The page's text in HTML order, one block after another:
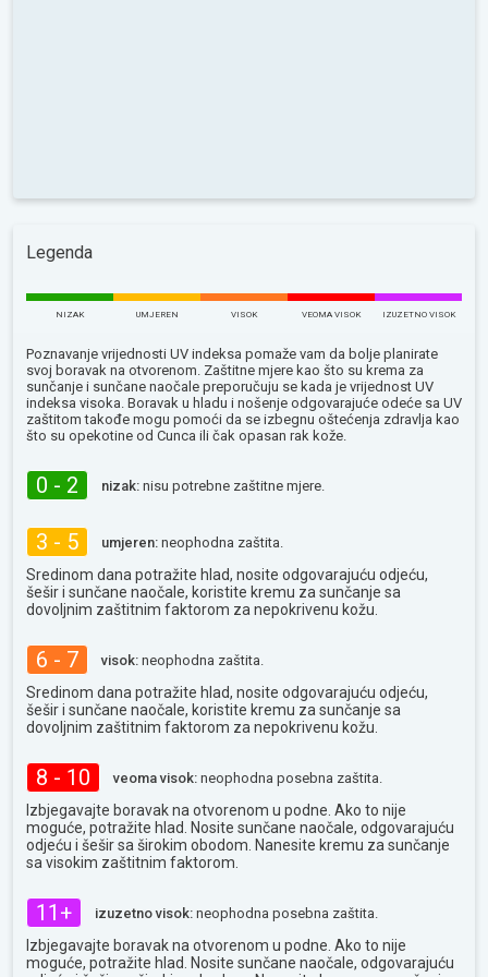
Legenda
NIZAK UMJEREN VISOK VEOMA VISOK IZUZETNO VISOK
Poznavanje vrijednosti UV indeksa pomaže vam da bolje planirate
svoj boravak na otvorenom. Zaštitne mjere kao što su krema za
sunčanje i sunčane naočale preporučuju se kada je vrijednost UV
indeksa visoka. Boravak u hladu i nošenje odgovarajuće odeće sa UV
zaštitom takođe mogu pomoći da se izbegnu oštećenja zdravlja kao
što su opekotine od Сunca ili čak opasan rak kože.
0 - 2 nizak: nisu potrebne zaštitne mjere.
3 - 5 umjeren: neophodna zaštita.
Sredinom dana potražite hlad, nosite odgovarajuću odjeću,
šešir i sunčane naočale, koristite kremu za sunčanje sa
dovoljnim zaštitnim faktorom za nepokrivenu kožu.
6 - 7 visok: neophodna zaštita.
Sredinom dana potražite hlad, nosite odgovarajuću odjeću,
šešir i sunčane naočale, koristite kremu za sunčanje sa
dovoljnim zaštitnim faktorom za nepokrivenu kožu.
8 - 10 veoma visok: neophodna posebna zaštita.
Izbjegavajte boravak na otvorenom u podne. Ako to nije
moguće, potražite hlad. Nosite sunčane naočale, odgovarajuću
odjeću i šešir sa širokim obodom. Nanesite kremu za sunčanje
sa visokim zaštitnim faktorom.
11+ izuzetno visok: neophodna posebna zaštita.
Izbjegavajte boravak na otvorenom u podne. Ako to nije
moguće, potražite hlad. Nosite sunčane naočale, odgovarajuću